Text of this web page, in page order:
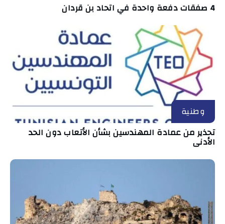
4 صفقات دفعة واحدة في اتحاد بن قردان
وطنية
تحذير من عمادة المهندسين بشأن الأتعاب دون الحد
الأدنى